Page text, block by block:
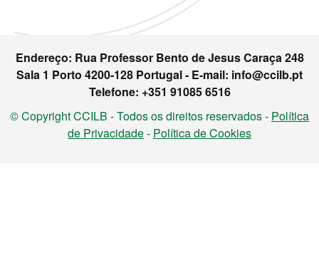
Endereço: Rua Professor Bento de Jesus Caraça 248
Sala 1 Porto 4200-128 Portugal - E-mail: info@ccilb.pt
Telefone: +351 91085 6516
© Copyright CCILB - Todos os direitos reservados - Política
de Privacidade- Política de Cookies